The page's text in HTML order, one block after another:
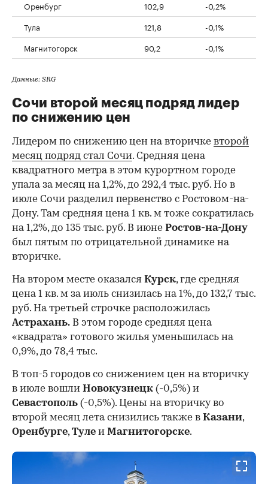
Оренбург 102,9
-0,2%
Тула
121,8
-0,1%
Магнитогорск
90,2 -0,1%
Данные: SRG
Сочи второй месяц подряд лидер
по снижению цен
Лидером по снижению цен на вторичке второй
месяц подряд стал Сочи. Средняя цена
квадратного метра в этом курортном городе
упала за месяц на 1,2%, до 292,4 тыс. руб. Но в
июле Сочи разделил первенство с Ростовом-на-
Дону. Там средняя цена 1 кв. м тоже сократилась
на 1,2%, до 135 тыс. руб. В июне Ростов-на-Дону
был пятым по отрицательной динамике на
вторичке.
На втором месте оказался Курск, где средняя
цена 1 кв. м за июль снизилась на 1%, до 132,7 тыс.
руб. На третьей строчке расположилась
Астрахань. В этом городе средняя цена
«квадрата» готового жилья уменьшилась на
0,9%, до 78,4 тыс.
В топ-5 городов со снижением цен на вторичку
в июле вошли Новокузнецк (-0,5%) и
Севастополь (-0,5%). Цены на вторичку во
второй месяц лета снизились также в Казани,
Оренбурге,Туле и Магнитогорске.